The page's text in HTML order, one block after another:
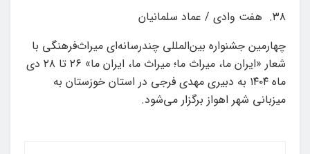
۳۸. هفت وادی / عماد سلمانیان
چهارمین جشنواره بین‌المللی چندرسانه‌ای میراث‌فرهنگی با
شعار «ایران ما، میراث ما؛ میراث ما، ایران ما» ۲۶ تا ۲۸ دی
ماه ۱۴۰۴ به دبیری مهدی فرجی در استان خوزستان به
میزبانی شهر اهواز برگزار می‌شود.